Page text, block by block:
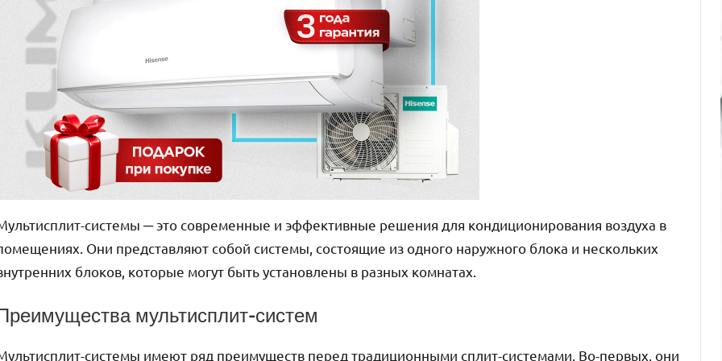
системы ─ это современные и эффективные решения для кондиционирования воздуха в
Они представляют собой системы, состоящие из одного наружного блока и нескольких
блоков, которые могут быть установлены в разных комнатах.
мультисплит-систем
системы имеют ряд преимуществ перед традиционными сплит-системами. Во-первых, они